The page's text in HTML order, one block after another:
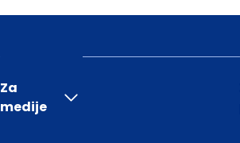
Za
medije